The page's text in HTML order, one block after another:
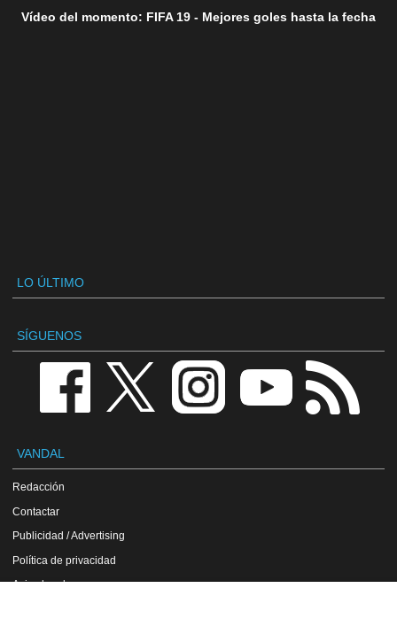
Vídeo del momento: FIFA 19 - Mejores goles hasta la fecha
LO ÚLTIMO
SÍGUENOS
VANDAL
Redacción
Contactar
Publicidad / Advertising
Política de privacidad
Aviso legal